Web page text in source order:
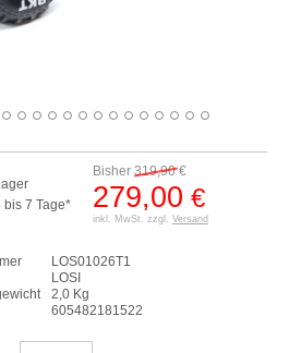
Bisher 319,90€
279,00 €
inkl. MwSt. zzgl. Versand
bis 7 Tage*
LOS01026T1
LOSI
2,0 Kg
605482181522